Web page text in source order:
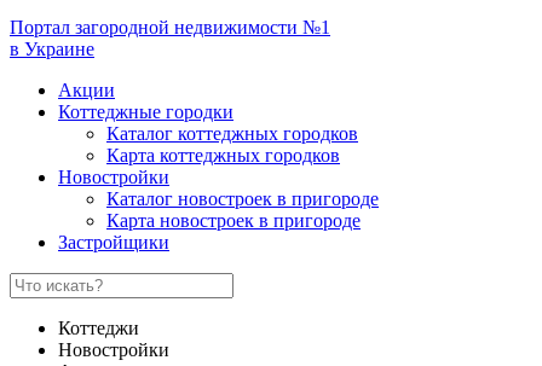
Портал загородной недвижимости №1
в Украине
Акции
Коттеджные городки
Каталог коттеджных городков
Карта коттеджных городков
Новостройки
Каталог новостроек в пригороде
Карта новостроек в пригороде
Застройщики
Коттеджи
Новостройки